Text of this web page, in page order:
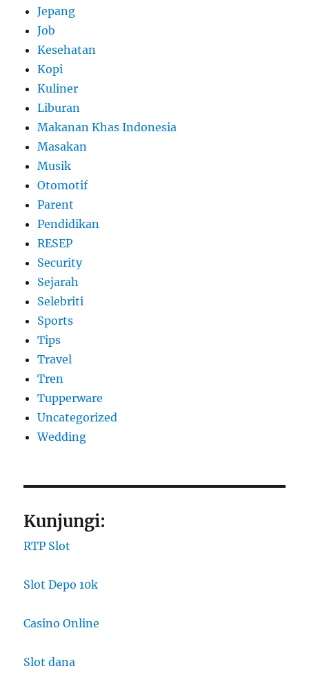
Jepang
Job
Kesehatan
Kopi
Kuliner
Liburan
Makanan Khas Indonesia
Masakan
Musik
Otomotif
Parent
Pendidikan
RESEP
Security
Sejarah
Selebriti
Sports
Tips
Travel
Tren
Tupperware
Uncategorized
Wedding
Kunjungi:
RTP Slot
Slot Depo 10k
Casino Online
Slot dana